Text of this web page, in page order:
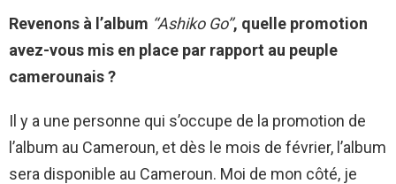
Revenons à l’album ‘‘Ashiko Go’’, quelle promotion
avez-vous mis en place par rapport au peuple
camerounais ?
Il y a une personne qui s’occupe de la promotion de
l’album au Cameroun, et dès le mois de février, l’album
sera disponible au Cameroun. Moi de mon côté, je